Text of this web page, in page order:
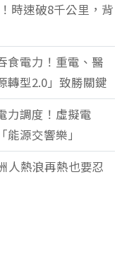
時速破8千公里，背
食電力！重電、醫
轉型2.0」致勝關鍵
力調度！虛擬電
源交響樂」
人熱浪再熱也要忍